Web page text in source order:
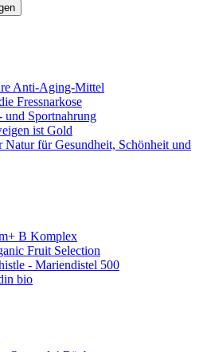
Anti-Aging-Mittel
Fressnarkose
Sportnahrung
ist Gold
für Gesundheit, Schönheit und
B Komplex
Fruit Selection
- Mariendistel 500
bio